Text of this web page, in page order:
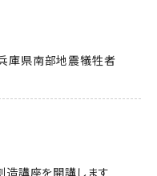
庫県南部地震犠牲者
造講座を開講します